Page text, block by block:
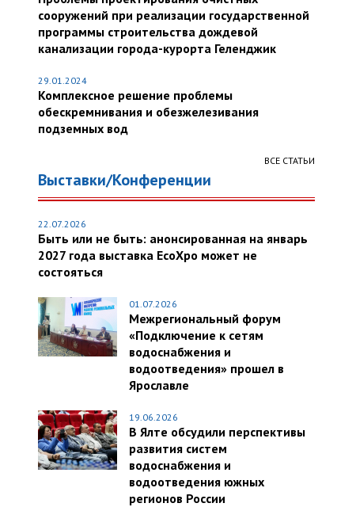
сооружений при реализации государственной
программы строительства дождевой
канализации города-курорта Геленджик
29.01.2024
Комплексное решение проблемы
обескремнивания и обезжелезивания
подземных вод
ВСЕ СТАТЬИ
Выставки/Конференции
22.07.2026
Быть или не быть: анонсированная на январь
2027 года выставка EcoXpo может не
состояться
01.07.2026
Межрегиональный форум
«Подключение к сетям
водоснабжения и
водоотведения» прошел в
Ярославле
19.06.2026
В Ялте обсудили перспективы
развития систем
водоснабжения и
водоотведения южных
регионов России